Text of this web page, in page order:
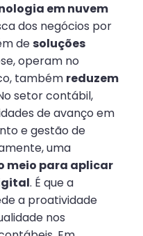
em nuvem
dos negócios por
desoluções
operam no
também reduzem
setor contábil,
de avanço em
e gestão de
uma
meio para aplicar
. É que a
a proatividade
nos